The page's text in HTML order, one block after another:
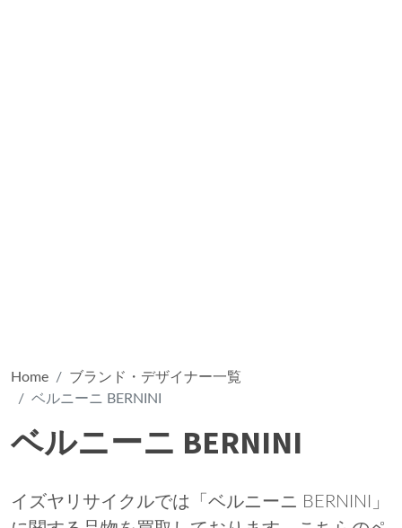
Home
ブランド・デザイナー一覧
ベルニーニ BERNINI
ベルニーニ BERNINI
イズヤリサイクルでは「ベルニーニ BERNINI」